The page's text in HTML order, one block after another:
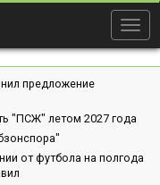
предложение
"ПСЖ" летом 2027 года
от футбола на полгода